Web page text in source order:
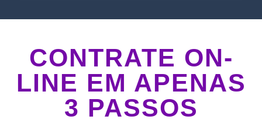
CONTRATE ON-
LINE EM APENAS
3 PASSOS